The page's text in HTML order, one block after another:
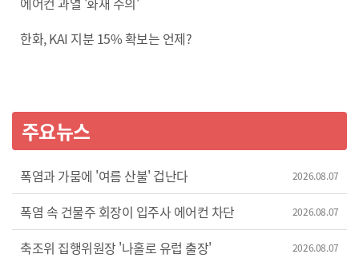
한화, KAI 지분 15% 확보는 언제?
주요뉴스
폭염과 가뭄에 '여름 산불' 겁난다 2026.08.07
폭염 속 건물주 회장이 입주사 에어컨 차단 2026.08.07
축조위 집행위원장 '나홀로 유럽 출장' 2026.08.07